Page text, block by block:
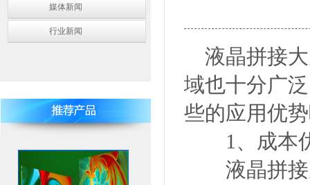
媒体新闻
行业新闻
液晶拼接大
域也十分广
些的应用优
1、成本
液晶拼接